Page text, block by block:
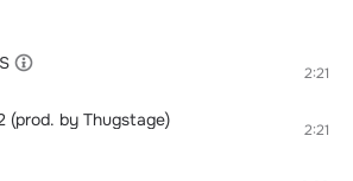
2:21
(prod. by Thugstage) 2:21